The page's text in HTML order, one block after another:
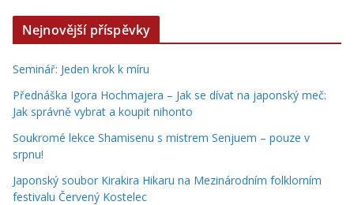
Nejnovější příspěvky
Seminář: Jeden krok k míru
Přednáška Igora Hochmajera – Jak se dívat na japonský meč:
Jak správně vybrat a koupit nihonto
Soukromé lekce Shamisenu s mistrem Senjuem – pouze v
srpnu!
Japonský soubor Kirakira Hikaru na Mezinárodním folklorním
festivalu Červený Kostelec